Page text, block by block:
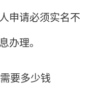
申请必须实名不
办理。
要多少钱